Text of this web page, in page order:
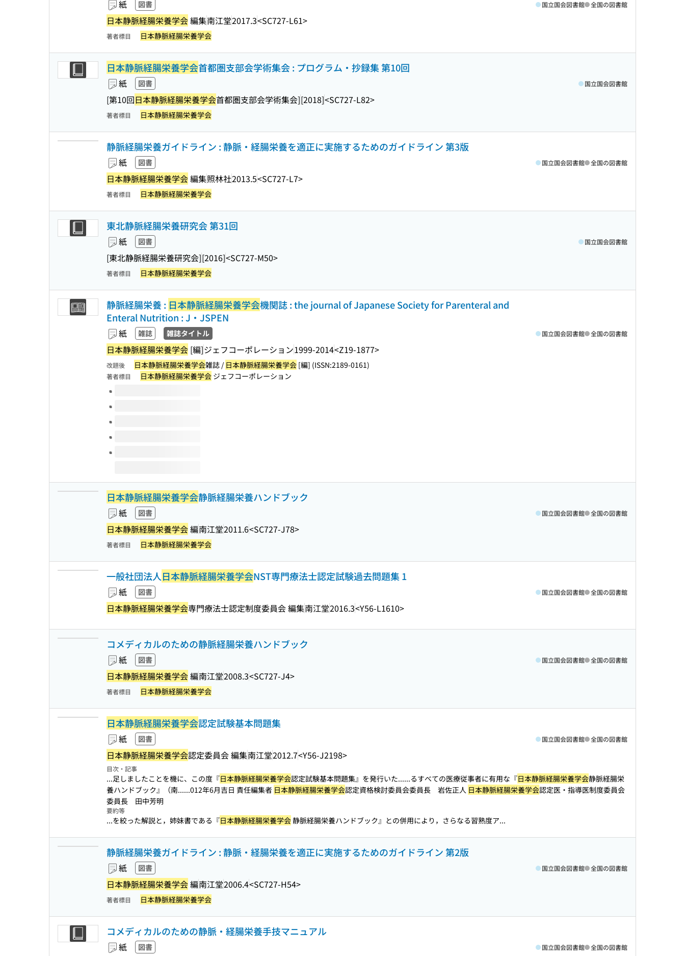
紙 図書
日本静脈経腸栄養学会編集南江堂2017.3<SC727-L61>
国立国会図書館 全国の図書館
著者標目 日本静脈経腸栄養学会
日本静脈経腸栄養学会首都圏支部会学術集会 : プログラム・抄録集 第10回
紙 図書
[第10回日本静脈経腸栄養学会首都圏支部会学術集会][2018]<SC727-L82>
国立国会図書館
著者標目 日本静脈経腸栄養学会
静脈経腸栄養ガイドライン : 静脈・経腸栄養を適正に実施するためのガイドライン 第3版
紙 図書
日本静脈経腸栄養学会編集照林社2013.5<SC727-L7>
国立国会図書館 全国の図書館
著者標目 日本静脈経腸栄養学会
東北静脈経腸栄養研究会 第31回
紙 図書
[東北静脈経腸栄養研究会][2016]<SC727-M50>
国立国会図書館
著者標目 日本静脈経腸栄養学会
静脈経腸栄養 : 日本静脈経腸栄養学会機関誌 : the journal of Japanese Society for Parenteral and
Enteral Nutrition : J・JSPEN
紙 雑誌 雑誌タイトル
日本静脈経腸栄養学会 [編]ジェフコーポレーション1999-2014<Z19-1877>
国立国会図書館 全国の図書館
改題後 日本静脈経腸栄養学会雑誌 / 日本静脈経腸栄養学会 [編] (ISSN:2189-0161)
著者標目 日本静脈経腸栄養学会 ジェフコーポレーション
このタイトルの巻号
日本静脈経腸栄養学会静脈経腸栄養ハンドブック
紙 図書
日本静脈経腸栄養学会編南江堂2011.6<SC727-J78>
国立国会図書館 全国の図書館
著者標目 日本静脈経腸栄養学会
一般社団法人日本静脈経腸栄養学会NST専門療法士認定試験過去問題集 1
紙 図書
日本静脈経腸栄養学会専門療法士認定制度委員会 編集南江堂2016.3<Y56-L1610>
国立国会図書館 全国の図書館
コメディカルのための静脈経腸栄養ハンドブック
紙 図書
日本静脈経腸栄養学会編南江堂2008.3<SC727-J4>
国立国会図書館 全国の図書館
著者標目 日本静脈経腸栄養学会
日本静脈経腸栄養学会認定試験基本問題集
紙 図書
日本静脈経腸栄養学会認定委員会 編集南江堂2012.7<Y56-J2198>
国立国会図書館 全国の図書館
目次・記事
...足しましたことを機に、この度『日本静脈経腸栄養学会認定試験基本問題集』を発行いた......るすべての医療従事者に有用な『日本静脈経腸栄養学会静脈経腸栄
養ハンドブック』（南......012年6月吉日 責任編集者 日本静脈経腸栄養学会認定資格検討委員会委員長 岩佐正人 日本静脈経腸栄養学会認定医・指導医制度委員会
委員長 田中芳明
要約等
...を絞った解説と，姉妹書である『日本静脈経腸栄養学会静脈経腸栄養ハンドブック』との併用により，さらなる習熟度ア...
静脈経腸栄養ガイドライン : 静脈・経腸栄養を適正に実施するためのガイドライン 第2版
紙 図書
日本静脈経腸栄養学会編南江堂2006.4<SC727-H54>
国立国会図書館 全国の図書館
著者標目 日本静脈経腸栄養学会
コメディカルのための静脈・経腸栄養手技マニュアル
紙 図書 国立国会図書館 全国の図書館